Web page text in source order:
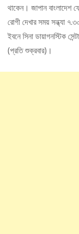
থাকেন। জাপান বাংলাদেশ
রোগী দেখার সময় সন্ধ্যা
ইবনে সিনা ডায়াগনস্টিক
(প্রতি শুক্রবার)।